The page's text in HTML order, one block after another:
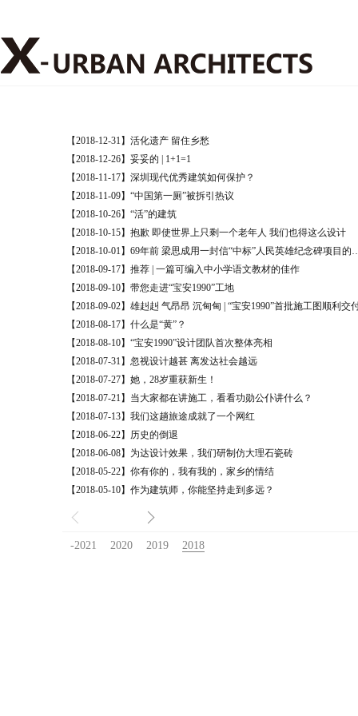
【2018-12-31】活化遗产 留住乡愁
【2018-12-26】妥妥的 | 1+1=1
【2018-11-17】深圳现代优秀建筑如何保护？
【2018-11-09】“中国第一厕”被拆引热议
【2018-10-26】“活”的建筑
【2018-10-15】抱歉 即使世界上只剩一个老年人 我们也得这么设计
【2018-10-01】69年前 梁思成用
【2018-09-17】推荐 | 一篇可编入中小学语文教材的佳作
【2018-09-10】带您走进“宝安1990”工地
【2018-09-02】雄赳赳 气昂昂 沉甸甸 | ​“宝安1990”首批施工图顺利交
【2018-08-17】什么是“黄”？
【2018-08-10】“宝安1990”设计团队首次整体亮相
【2018-07-31】忽视设计越甚 离发达社会越远
【2018-07-27】她，28岁重获新生！
【2018-07-21】当大家都在讲施工，看看功勋公仆讲什么？
【2018-07-13】我们这趟旅途成就了一个网红
【2018-06-22】历史的倒退
【2018-06-08】为达设计效果，我们研制仿大理石瓷砖
【2018-05-22】你有你的，我有我的，家乡的情结
【2018-05-10】作为建筑师，你能坚持走到多远？
-2021 2020 2019 2018